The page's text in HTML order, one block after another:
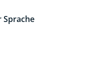
Sprache